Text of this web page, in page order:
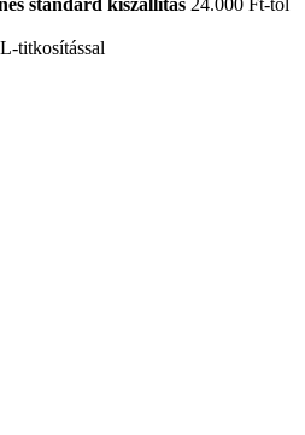
standard kiszállítás 24.000 Ft-tól
titkosítással